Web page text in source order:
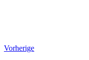
Vorherige